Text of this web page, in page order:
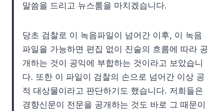
말씀을 드리고 뉴스룸을 마치겠습니다.
당초 검찰로 이 녹음파일이 넘어간 이후, 이 녹음
파일을 가능하면 편집 없이 진술의 흐름에 따라 공
개하는 것이 공익에 부합하는 것이라고 보았습니
다. 또한 이 파일이 검찰의 손으로 넘어간 이상 공
적 대상물이라고 판단하기도 했습니다. 저희들은
경향신문이 전문을 공개하는 것도 바로 그 때문이